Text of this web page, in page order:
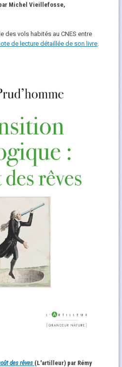
Michel Vieillefosse,
des vols habités au CNES entre
de lecture détaillée de son livre
des rêves (L'artilleur) par Rémy